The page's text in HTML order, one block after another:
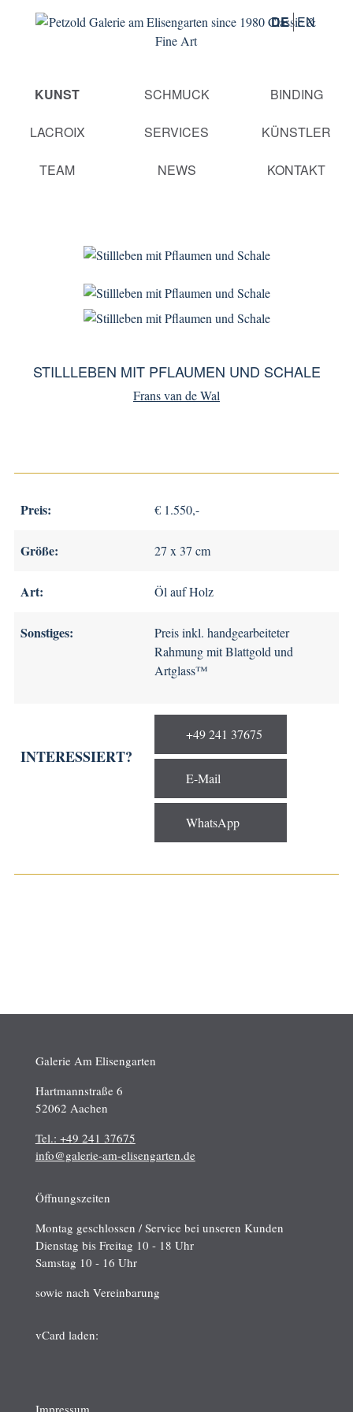
DE EN
überspringen
KUNST SCHMUCK BINDING
LACROIX SERVICES KÜNSTLER
TEAM NEWS KONTAKT
STILLLEBEN MIT PFLAUMEN UND SCHALE
Frans van de Wal
Preis: € 1.550,-
Größe: 27 x 37 cm
Art: Öl auf Holz
Sonstiges:
Preis inkl. handgearbeiteter
Rahmung mit Blattgold und
Artglass™
INTERESSIERT?
+49 241 37675
E-Mail
WhatsApp
Galerie Am Elisengarten
Hartmannstraße 6
52062 Aachen
Tel.: +49 241 37675
info@galerie-am-elisengarten.de
Öffnungszeiten
Montag geschlossen / Service bei unseren Kunden
Dienstag bis Freitag 10 - 18 Uhr
Samstag 10 - 16 Uhr
sowie nach Vereinbarung
vCard laden: